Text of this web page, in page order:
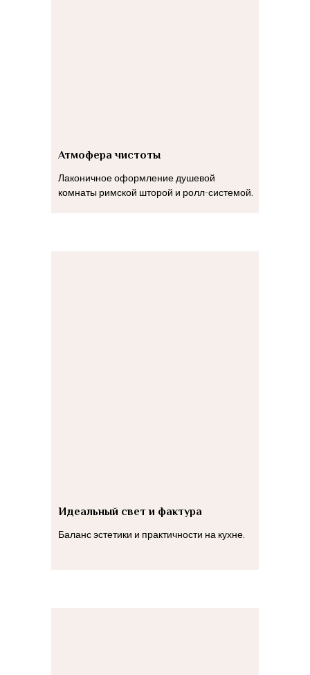
Атмофера чистоты
Лаконичное оформление душевой
комнаты римской шторой и ролл-системой.
Идеальный свет и фактура
Баланс эстетики и практичности на кухне.